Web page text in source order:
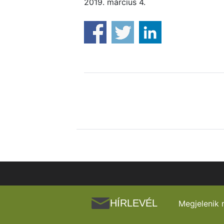
2019. március 4.
HÍRLEVÉL Megjelenik